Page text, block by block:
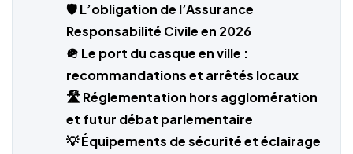
🛡️ L’obligation de l’Assurance
Responsabilité Civile en 2026
🪖 Le port du casque en ville :
recommandations et arrêtés locaux
🛣️ Réglementation hors agglomération
et futur débat parlementaire
💡 Équipements de sécurité et éclairage